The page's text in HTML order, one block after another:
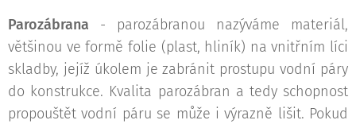
Parozábrana - parozábranou nazýváme materiál,
většinou ve formě folie (plast, hliník) na vnitřním líci
skladby, jejíž úkolem je zabránit prostupu vodní páry
do konstrukce. Kvalita parozábran a tedy schopnost
propouštět vodní páru se může i výrazně lišit. Pokud